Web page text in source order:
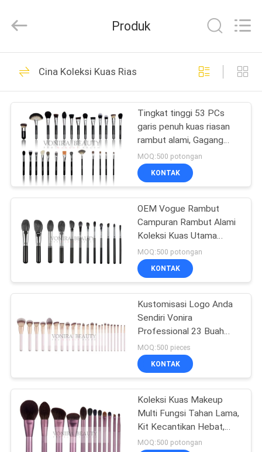
RUMAH
PRODUK
TENTANG
KAMI
TUR
PABRIK
KONTROL
PRIVACY
Reserved.
Kuas Rias Mewah
99
Kuas Makeup
Berkualitas Tinggi
142
Private Label
Makeup Brushes
Produk
Cina Koleksi Kuas Rias
Tingkat tinggi 53 PCs
garis penuh kuas riasan
rambut alami, Gagang
kayu
MOQ:500 potongan
KONTAK
OEM Vogue Rambut
Campuran Rambut Alami
Koleksi Kuas Utama
Kekejaman Gratis
MOQ:500 potongan
KONTAK
Kustomisasi Logo Anda
Sendiri Vonira
Professional 23 Buah
Kuas Rias Kit Label
Pribadi Kit Kuas Rias
Sintetis Vegan
MOQ:500 pieces
KONTAK
Koleksi Kuas Makeup
Multi Fungsi Tahan Lama,
Kit Kecantikan Hebat,
Logo Disesuaikan
MOQ:500 potongan